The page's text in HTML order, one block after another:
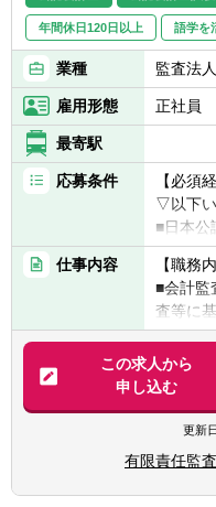
年間休日120日以上 語学を
業種 監査法
雇用形態 正社員
最寄駅
応募条件
【必須
▽以下い
■日本公
■日本公
経験
仕事内容
【職務
■会計監
査等に
務
この求人から
申し込む
更新日
有限責任監